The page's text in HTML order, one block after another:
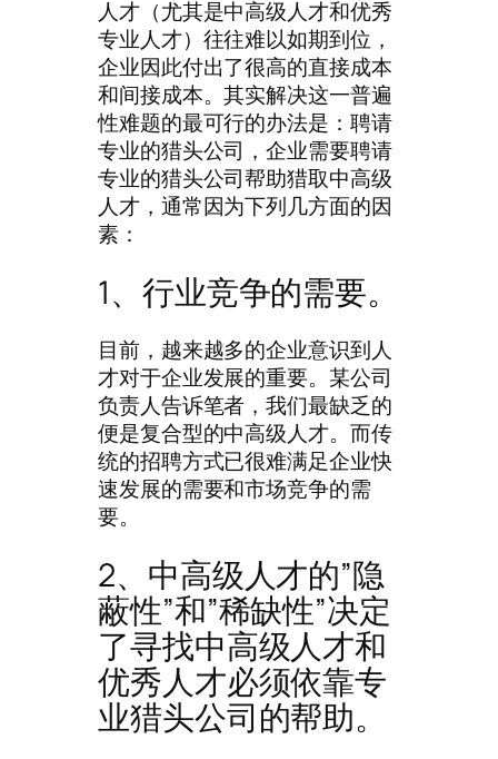
人才（尤其是中高级人才和优秀
专业人才）往往难以如期到位，
企业因此付出了很高的直接成本
和间接成本。其实解决这一普遍
性难题的最可行的办法是：聘请
专业的猎头公司，企业需要聘请
专业的猎头公司帮助猎取中高级
人才，通常因为下列几方面的因
素：
1、行业竞争的需要。
目前，越来越多的企业意识到人
才对于企业发展的重要。某公司
负责人告诉笔者，我们最缺乏的
便是复合型的中高级人才。而传
统的招聘方式已很难满足企业快
速发展的需要和市场竞争的需
要。
2、中高级人才的”隐
蔽性”和”稀缺性”决定
了寻找中高级人才和
优秀人才必须依靠专
业猎头公司的帮助。